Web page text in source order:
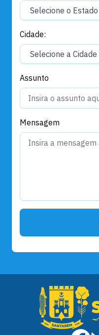
Cidade:
Assunto
Mensagem